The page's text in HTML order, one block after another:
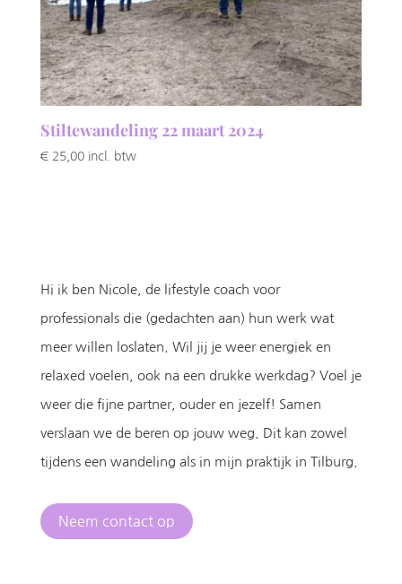
Stiltewandeling 22 maart 2024
€25,00 incl. btw
Hi ik ben Nicole, de lifestyle coach voor
professionals die (gedachten aan) hun werk wat
meer willen loslaten. Wil jij je weer energiek en
relaxed voelen, ook na een drukke werkdag? Voel je
weer die fijne partner, ouder en jezelf! Samen
verslaan we de beren op jouw weg. Dit kan zowel
tijdens een wandeling als in mijn praktijk in Tilburg.
Neem contact op